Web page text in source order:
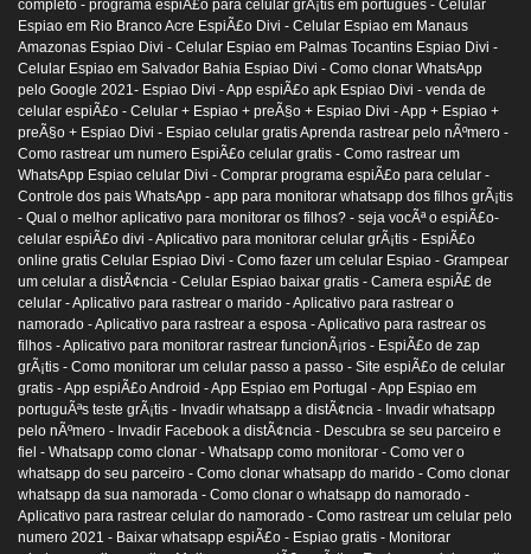
completo - programa espiÃ£o para celular grÃ¡tis em portugues - Celular
Espiao em Rio Branco Acre EspiÃ£o Divi - Celular Espiao em Manaus
Amazonas Espiao Divi - Celular Espiao em Palmas Tocantins Espiao Divi -
Celular Espiao em Salvador Bahia Espiao Divi - Como clonar WhatsApp
pelo Google 2021- Espiao Divi -App espiÃ£o apk Espiao Divi - venda de
celular espiÃ£o - Celular + Espiao + preÃ§o + Espiao Divi -App + Espiao +
preÃ§o + Espiao Divi - Espiao celular gratis Aprenda rastrear pelo nÃºmero -
Como rastrear um numero EspiÃ£o celular gratis - Como rastrear um
WhatsApp Espiao celular Divi - Comprar programa espiÃ£o para celular -
Controle dos pais WhatsApp - app para monitorar whatsapp dos filhos grÃ¡tis
- Qual o melhor aplicativo para monitorar os filhos? - seja vocÃª o espiÃ£o-
celular espiÃ£o divi -Aplicativo para monitorar celular grÃ¡tis - EspiÃ£o
online gratis Celular Espiao Divi - Como fazer um celular Espiao - Grampear
um celular a distÃ¢ncia - Celular Espiao baixar gratis - Camera espiÃ£ de
celular -Aplicativo para rastrear o marido -Aplicativo para rastrear o
namorado -Aplicativo para rastrear a esposa -Aplicativo para rastrear os
filhos -Aplicativo para monitorar rastrear funcionÃ¡rios - EspiÃ£o de zap
grÃ¡tis - Como monitorar um celular passo a passo - Site espiÃ£o de celular
gratis -App espiÃ£o Android -App Espiao em Portugal -App Espiao em
portuguÃªs teste grÃ¡tis - Invadir whatsapp a distÃ¢ncia - Invadir whatsapp
pelo nÃºmero - Invadir Facebook a distÃ¢ncia - Descubra se seu parceiro e
fiel - Whatsapp como clonar - Whatsapp como monitorar - Como ver o
whatsapp do seu parceiro - Como clonar whatsapp do marido - Como clonar
whatsapp da sua namorada - Como clonar o whatsapp do namorado -
Aplicativo para rastrear celular do namorado - Como rastrear um celular pelo
numero 2021 - Baixar whatsapp espiÃ£o - Espiao gratis - Monitorar